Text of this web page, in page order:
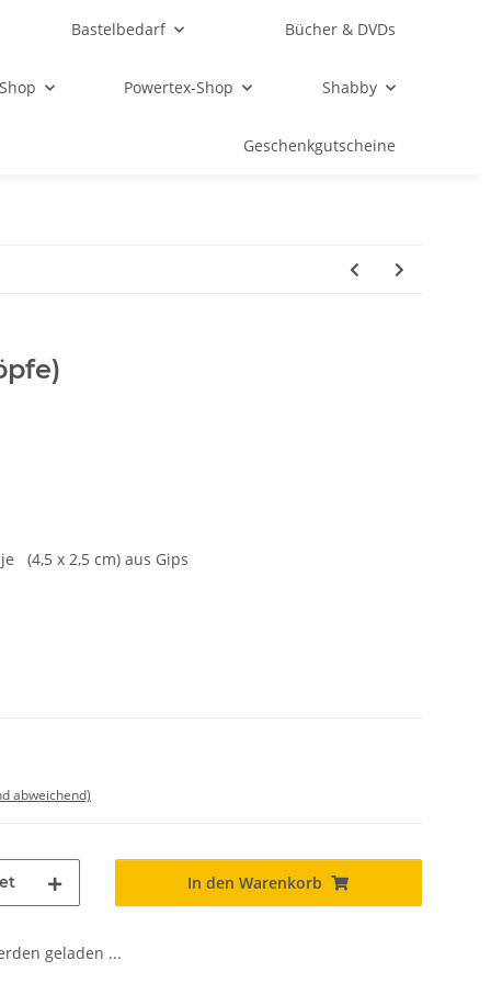
Bastelbedarf Bücher & DVDs
Powertex-Shop Shabby
Geschenkgutscheine
(4,5 x 2,5 cm) aus Gips
abweichend)
In den Warenkorb
geladen ...